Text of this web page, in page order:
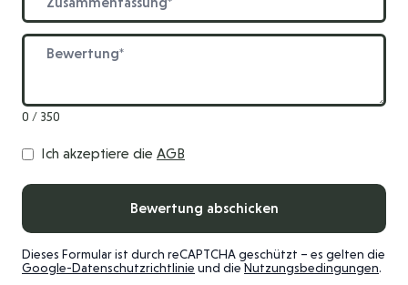
Bewertung
0 / 350
Ich akzeptiere die AGB
Bewertung abschicken
Dieses Formular ist durch reCAPTCHA geschützt – es gelten die
Google-Datenschutzrichtlinie und die Nutzungsbedingungen.